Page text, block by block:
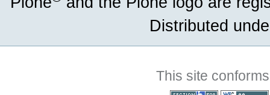
Distributed
This site